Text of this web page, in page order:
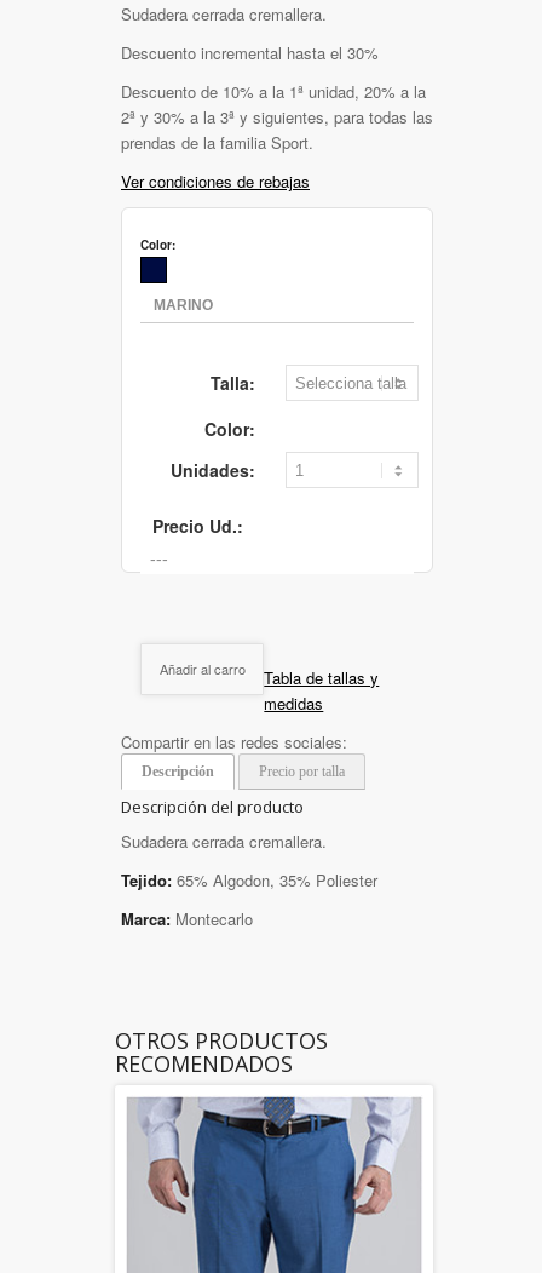
Sudadera cerrada cremallera.
Descuento incremental hasta el 30%
Descuento de 10% a la 1ª unidad, 20% a la
2ª y 30% a la 3ª y siguientes, para todas las
prendas de la familia Sport.
Ver condiciones de rebajas
Color:
Talla:
Color:
Unidades:
Precio Ud.:
Añadir al carro
Tabla de tallas y
medidas
Compartir en las redes sociales:
Descripción Precio por talla
Descripción del producto
Sudadera cerrada cremallera.
Tejido: 65% Algodon, 35% Poliester
Marca: Montecarlo
OTROS PRODUCTOS
RECOMENDADOS